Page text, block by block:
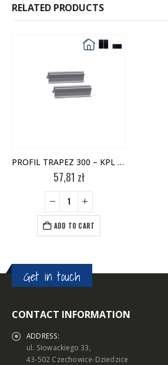
RELATED PRODUCTS
PROFIL TRAPEZ 300 – KPL (2 SZT)
57,81 zł
ADD TO CART
Get in touch
CONTACT INFORMATION
ADDRESS:
ul. Słowackiego 33,
43-502 Czechowice-Dziedzice